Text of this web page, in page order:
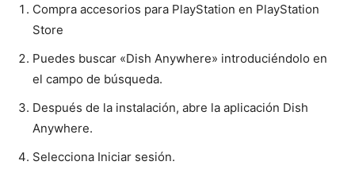
Compra accesorios para PlayStation en PlayStation
Store
Puedes buscar «Dish Anywhere» introduciéndolo en
el campo de búsqueda.
Después de la instalación, abre la aplicación Dish
Anywhere.
Selecciona Iniciar sesión.